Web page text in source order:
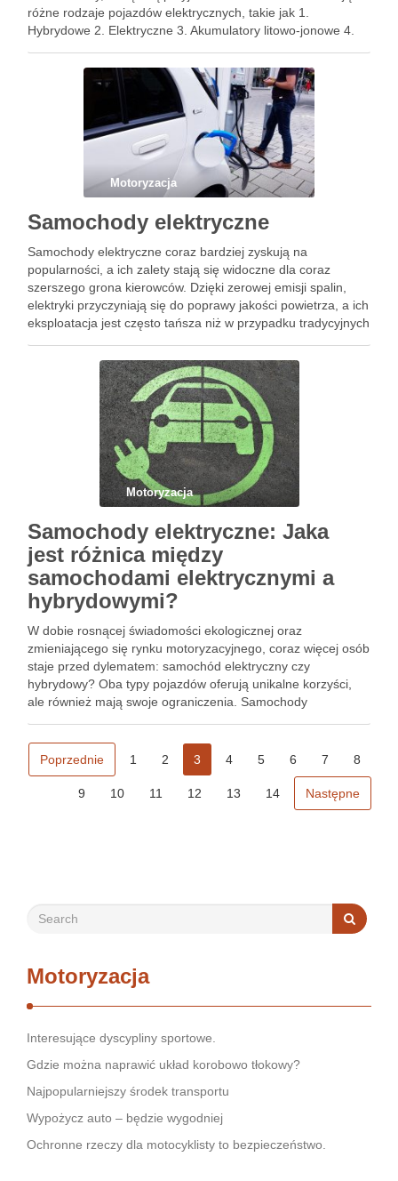
różne rodzaje pojazdów elektrycznych, takie jak 1.
Hybrydowe 2. Elektryczne 3. Akumulatory litowo-jonowe 4.
Wszystkie te samochody są przyjazne dla środowiska, …
Motoryzacja
Samochody elektryczne
Samochody elektryczne coraz bardziej zyskują na
popularności, a ich zalety stają się widoczne dla coraz
szerszego grona kierowców. Dzięki zerowej emisji spalin,
elektryki przyczyniają się do poprawy jakości powietrza, a ich
eksploatacja jest często tańsza niż w przypadku tradycyjnych
brakuje również wyzwań związanych …
Motoryzacja
Samochody elektryczne: Jaka
jest różnica między
samochodami elektrycznymi a
hybrydowymi?
W dobie rosnącej świadomości ekologicznej oraz
zmieniającego się rynku motoryzacyjnego, coraz więcej osób
staje przed dylematem: samochód elektryczny czy
hybrydowy? Oba typy pojazdów oferują unikalne korzyści,
ale również mają swoje ograniczenia. Samochody
spalinowego i elektrycznego, co …
Poprzednie 1 2 3 4 5 6 7 8
9 10 11 12 13 14 Następne
Motoryzacja
Interesujące dyscypliny sportowe.
Gdzie można naprawić układ korobowo tłokowy?
Najpopularniejszy środek transportu
Wypożycz auto – będzie wygodniej
Ochronne rzeczy dla motocyklisty to bezpieczeństwo.